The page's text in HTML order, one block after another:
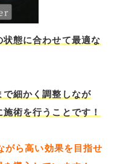
態に合わせて最適な
で細かく調整しなが
術を行うことです！
がら高い効果を目指せ